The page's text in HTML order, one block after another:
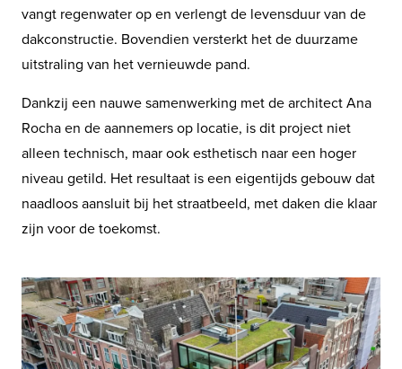
vangt regenwater op en verlengt de levensduur van de
dakconstructie. Bovendien versterkt het de duurzame
uitstraling van het vernieuwde pand.
Dankzij een nauwe samenwerking met de architect Ana
Rocha en de aannemers op locatie, is dit project niet
alleen technisch, maar ook esthetisch naar een hoger
niveau getild. Het resultaat is een eigentijds gebouw dat
naadloos aansluit bij het straatbeeld, met daken die klaar
zijn voor de toekomst.